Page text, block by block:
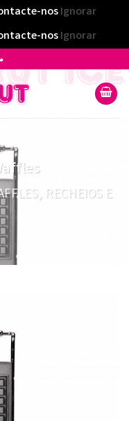
nosIgnorar
nosIgnorar
RECHEIOS E